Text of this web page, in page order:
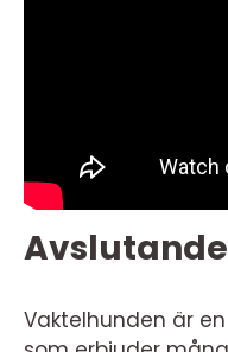
Vaktelhunden är